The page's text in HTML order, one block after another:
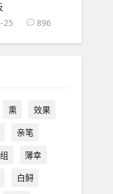
25
896
熏
效果
亲笔
薄幸
白鲟